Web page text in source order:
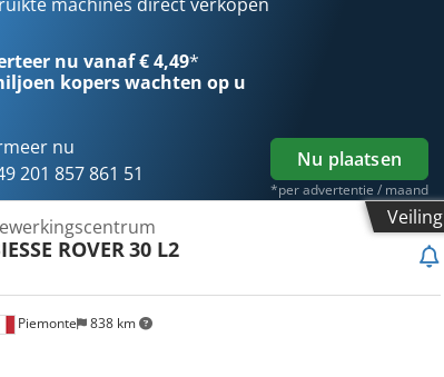
nu vanaf € 4,49*
koperswachten op u
nu
201 857 861 51
Nu plaatsen
*per advertentie / maand
Veiling
Piemonte 838 km
ROVER30 L2